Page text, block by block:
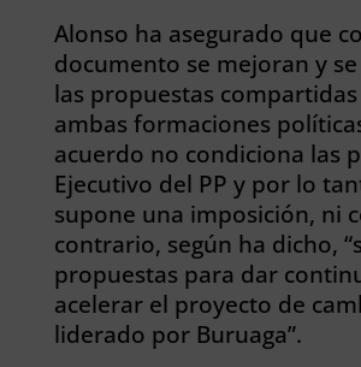
Alonso ha asegurado que
documento se mejoran y
las propuestas
ambas formaciones
acuerdo no condiciona las
Ejecutivo del PP y por lo
supone una imposición, ni
contrario, según ha dicho,
propuestas para dar
acelerar el proyecto de
liderado por Buruaga”.